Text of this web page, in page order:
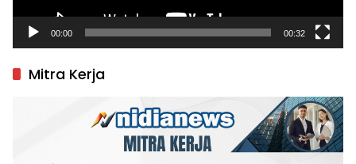
00:00 00:32
Mitra Kerja